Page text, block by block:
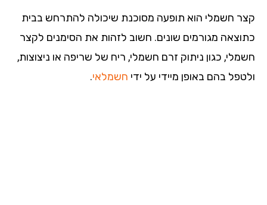
חשמלי הוא תופעה מסוכנת שיכולה להתרחש בבית
מגורמים שונים. חשוב לזהות את הסימנים לקצר
כגון ניתוק זרם חשמלי, ריח של שריפה או ניצוצות,
בהם באופן מיידי על ידיחשמלאי.